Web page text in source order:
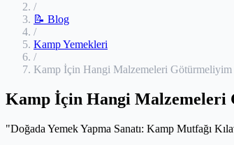
/
📝 Blog
/
Kamp Yemekleri
/
Kamp İçin Hangi Malzemeleri Götürmeliyim
Kamp İçin Hangi Malzemeleri
"Doğada Yemek Yapma Sanatı: Kamp Mutfağı